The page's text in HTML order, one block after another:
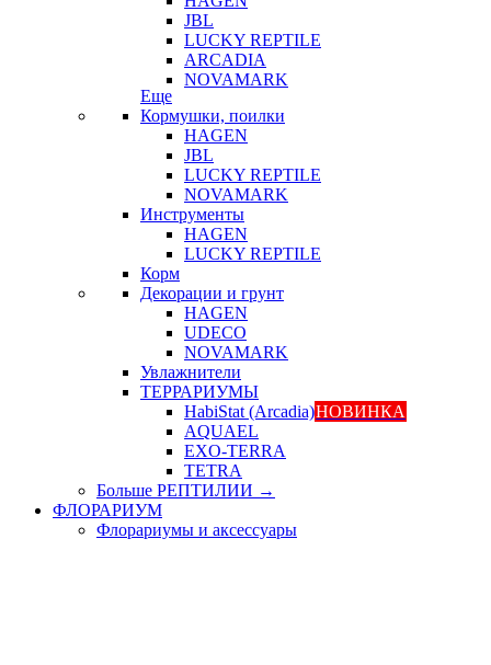
JBL
LUCKY REPTILE
ARCADIA
NOVAMARK
Еще
Кормушки, поилки
HAGEN
JBL
LUCKY REPTILE
NOVAMARK
Инструменты
HAGEN
LUCKY REPTILE
Корм
Декорации и грунт
HAGEN
UDECO
NOVAMARK
Увлажнители
ТЕРРАРИУМЫ
HabiStat (Arcadia)НОВИНКА
AQUAEL
EXO-TERRA
TETRA
Больше РЕПТИЛИИ →
ФЛОРАРИУМ
Флорариумы и аксессуары